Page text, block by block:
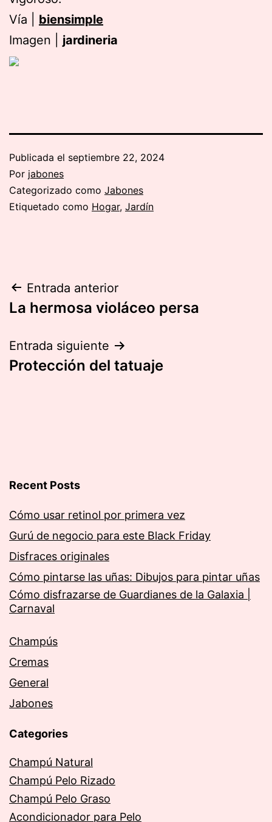
Vía | biensimple
Imagen | jardineria
Publicada el septiembre 22, 2024
Por jabones
Categorizado como Jabones
Etiquetado como Hogar, Jardín
Navegación
de
entradas
Entrada anterior
La hermosa violáceo persa
Entrada siguiente
Protección del tatuaje
Recent Posts
Cómo usar retinol por primera vez
Gurú de negocio para este Black Friday
Disfraces originales
Cómo pintarse las uñas: Dibujos para pintar uñas
Cómo disfrazarse de Guardianes de la Galaxia |
Carnaval
Champús
Cremas
General
Jabones
Categories
Champú Natural
Champú Pelo Rizado
Champú Pelo Graso
Acondicionador para Pelo